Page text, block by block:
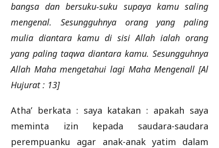
bangsa dan bersuku-suku supaya kamu saling
mengenal. Sesungguhnya orang yang paling
mulia diantara kamu di sisi Allah ialah orang
yang paling taqwa diantara kamu. Sesungguhnya
Allah Maha mengetahui lagi Maha Mengenall [Al
Hujurat : 13]
Atha’ berkata : saya katakan : apakah saya
meminta izin kepada saudara-saudara
perempuanku agar anak-anak yatim dalam